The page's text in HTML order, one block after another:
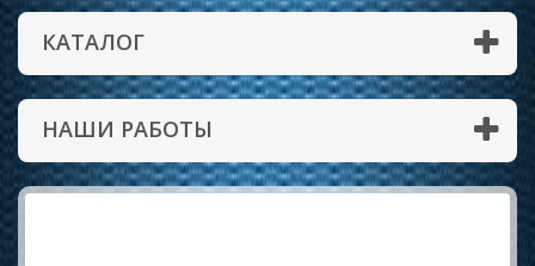
КАТАЛОГ
НАШИ РАБОТЫ